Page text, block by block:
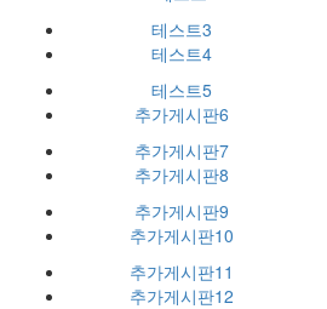
테스트3
테스트4
테스트5
추가게시판6
추가게시판7
추가게시판8
추가게시판9
추가게시판10
추가게시판11
추가게시판12